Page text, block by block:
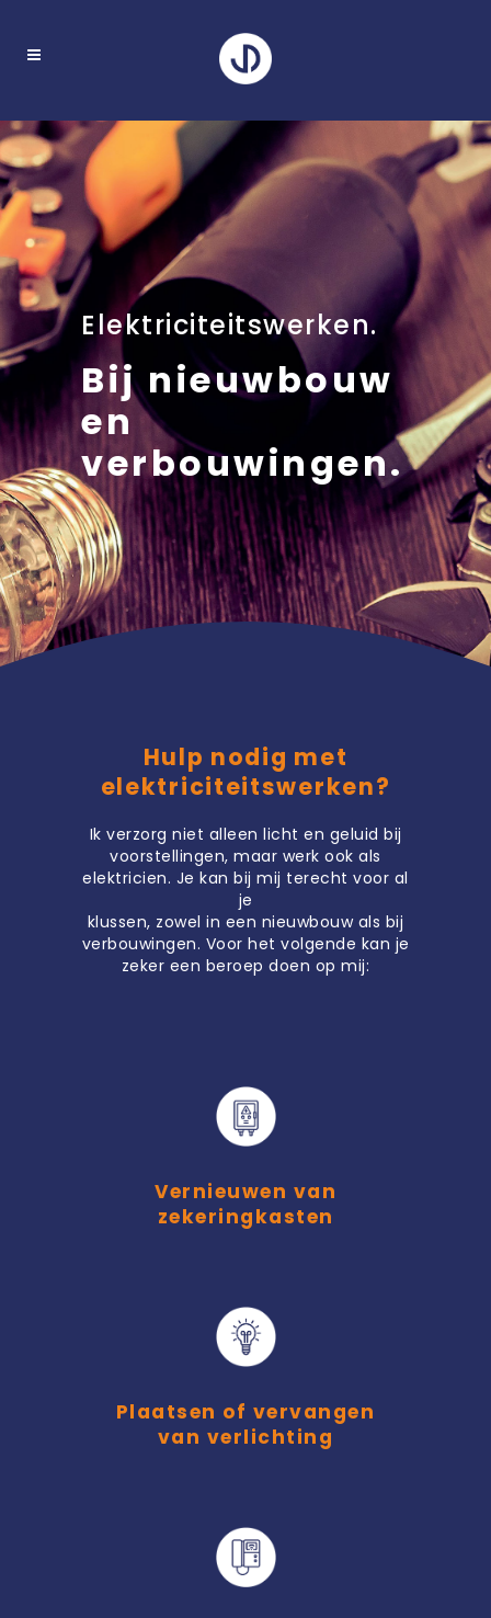
Elektriciteitswerken.
Bij nieuwbouw
en
verbouwingen.
Hulp nodig met
elektriciteitswerken?
Ik verzorg niet alleen licht en geluid bij
voorstellingen, maar werk ook als
elektricien. Je kan bij mij terecht voor al
je
klussen, zowel in een nieuwbouw als bij
verbouwingen. Voor het volgende kan je
zeker een beroep doen op mij:
Vernieuwen van
zekeringkasten
Plaatsen of vervangen
van verlichting